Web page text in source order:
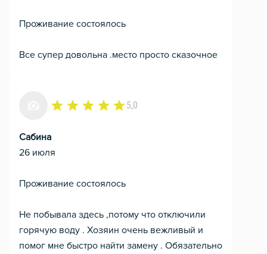
Проживание состоялось
Все супер довольна .место просто сказочное
5,0
Сабина
26 июля
Проживание состоялось
Не побывала здесь ,потому что отключили
горячую воду . Хозяин очень вежливый и
помог мне быстро найти замену . Обязательно